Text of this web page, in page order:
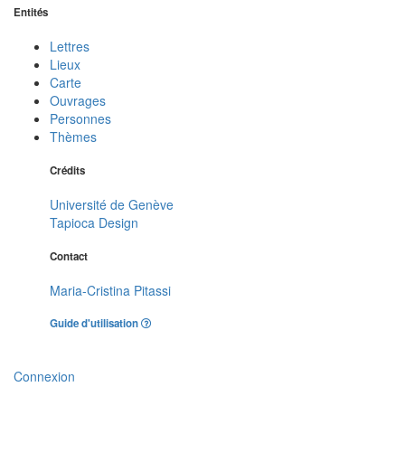
Entités
Lettres
Lieux
Carte
Ouvrages
Personnes
Thèmes
Crédits
Université de Genève
Tapioca Design
Contact
Maria-Cristina Pitassi
Guide d'utilisation
Connexion